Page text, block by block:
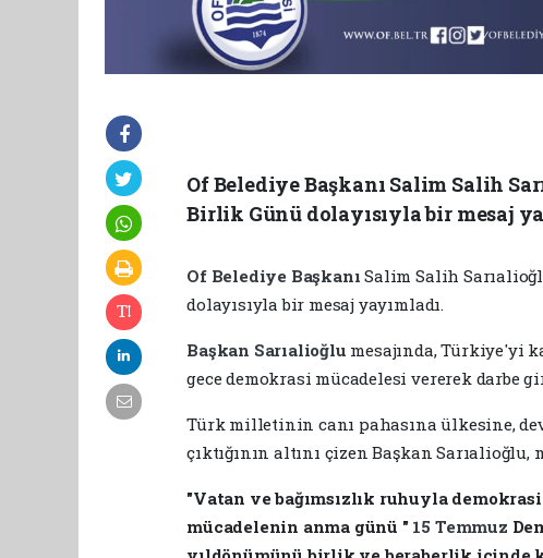
Of Belediye Başkanı Salim Salih
Birlik Günü dolayısıyla bir mesaj
Of Belediye BaşkanıSalim Salih
dolayısıyla bir mesaj yayımladı.
Başkan Sarıalioğlu mesajında, Türkiye'yi
gece demokrasi mücadelesi vererek darbe
Türk milletinin canı pahasına ülkesine,
çıktığının altını çizen Başkan Sarıalioğlu,
"Vatan ve bağımsızlık ruhuyla
mücadelenin anma günü " 15 Temmuz